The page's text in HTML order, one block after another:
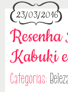
23/03/2016
Kabuki
Categorias: Beleza